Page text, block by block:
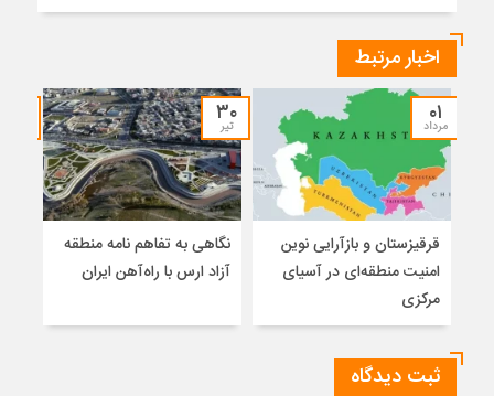
اخبار مرتبط
۰۱
مرداد
قرقیزستان و بازآرایی نوین
امنیت منطقه‌ای در آسیای
مرکزی
۳۰
تیر
نگاهی به تفاهم نامه منطقه
آزاد ارس با راه‌آهن ایران
ثبت دیدگاه